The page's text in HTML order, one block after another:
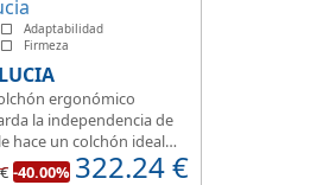
Adaptabilidad
Firmeza
ergonómico
la independencia de
hace un colchón ideal
matrimonio, además es
-40.00% 322.24€